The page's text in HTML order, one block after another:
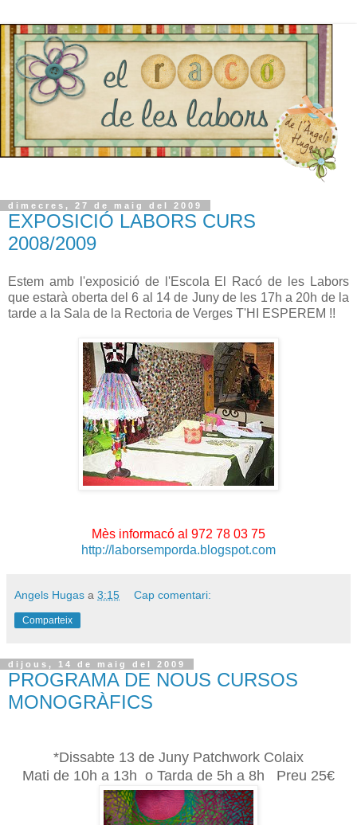
dimecres, 27 de maig del 2009
EXPOSICIÓ LABORS CURS
2008/2009
Estem amb l'exposició de l'Escola El Racó de les Labors
que estarà oberta del 6 al 14 de Juny de les 17h a 20h de la
tarde a la Sala de la Rectoria de Verges T'HI ESPEREM !!
Mès informacó al 972 78 03 75
http://laborsemporda.blogspot.com
Angels Hugas a 3:15 Cap comentari:
Comparteix
dijous, 14 de maig del 2009
PROGRAMA DE NOUS CURSOS
MONOGRÀFICS
*Dissabte 13 de Juny Patchwork Colaix
Mati de 10h a 13h o Tarda de 5h a 8h Preu 25€